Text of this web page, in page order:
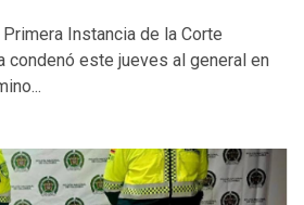
Instancia de la Corte
condenó este jueves al general en